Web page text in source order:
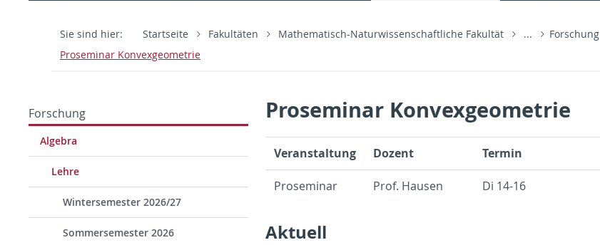
Sie sind hier: Startseite Fakultäten Mathematisch-Naturwissenschaftliche Fakultät ... Forschung
Proseminar Konvexgeometrie
Forschung
Algebra
Lehre
Wintersemester 2026/27
Sommersemester 2026
Proseminar Konvexgeometrie
Veranstaltung Dozent Termin
Proseminar Prof. Hausen Di 14-16
Aktuell